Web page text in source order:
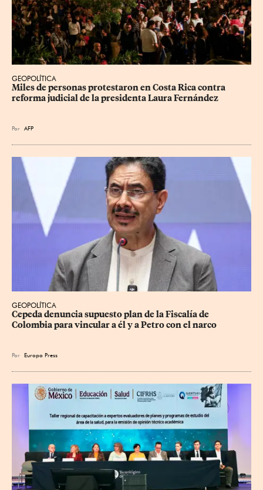
GEOPOLÍTICA
Miles de personas protestaron en Costa Rica contra
reforma judicial de la presidenta Laura Fernández
Por AFP
GEOPOLÍTICA
Cepeda denuncia supuesto plan de la Fiscalía de
Colombia para vincular a él y a Petro con el narco
Por Europa Press